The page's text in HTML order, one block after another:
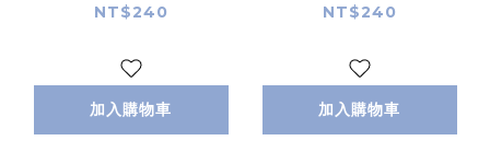
NT$240
加入購物車
NT$240
加入購物車